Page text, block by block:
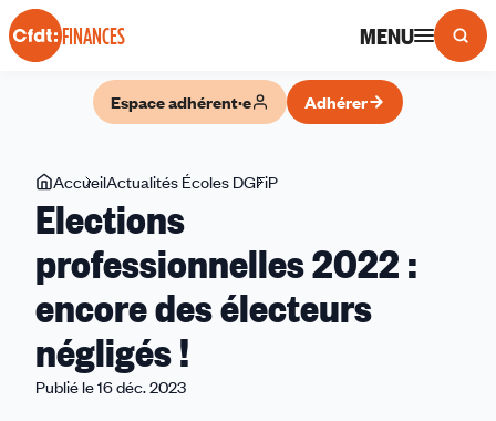
Panneau de gestion des cookies
FINANCES MENU
Espace adhérent·e Adhérer
Vous
êtes
ici
AccueilActualités Écoles DGFiP
2022
:
encore
des
Elections
professionnelles 2022 :
encore des électeurs
négligés !
Publié le 16 déc. 2023